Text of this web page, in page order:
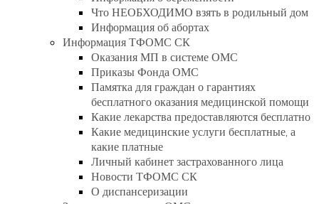
Что НЕОБХОДИМО взять в родильный дом
Информация об абортах
Информация ТФОМС СК
Оказания МП в системе ОМС
Приказы Фонда ОМС
Памятка для граждан о гарантиях
бесплатного оказания медицинской помощи
Какие лекарства предоставляются бесплатно
Какие медицинские услуги бесплатные, а
какие платные
Личный кабинет застрахованного лица
Новости ТФОМС СК
О диспансеризации